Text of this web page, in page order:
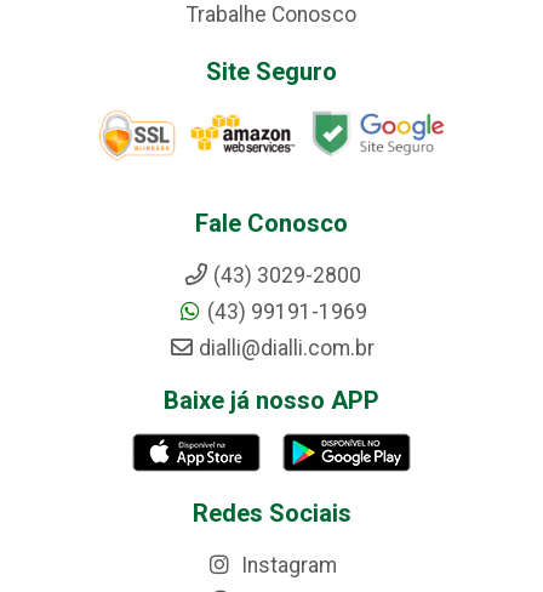
Trabalhe Conosco
Site Seguro
Fale Conosco
(43) 3029-2800
(43) 99191-1969
dialli@dialli.com.br
Baixe já nosso APP
Redes Sociais
Instagram